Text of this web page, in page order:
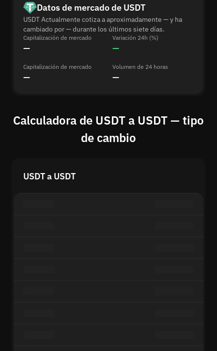
Datos de mercado de USDT
USDT Actualmente cotiza a aproximadamente — y ha
cambiado por — durante los últimos siete días.
Capitalización de mercado
—
Variación 24h (%)
—
Capitalización de mercado
—
Volumen de 24 horas
—
Calculadora de USDT a USDT — tipo
de cambio
USDT a USDT